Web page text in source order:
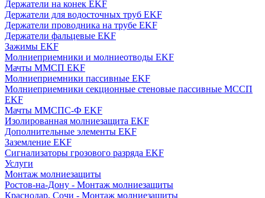
Держатели на конек EKF
Держатели для водосточных труб EKF
Держатели проводника на трубе EKF
Держатели фальцевые EKF
Зажимы EKF
Молниеприемники и молниеотводы EKF
Мачты ММСП EKF
Молниеприемники пассивные EKF
Молниеприемники секционные стеновые пассивные МССП
EKF
Мачты ММСПС-Ф EKF
Изолированная молниезащита EKF
Дополнительные элементы EKF
Заземление EKF
Сигнализаторы грозового разряда EKF
Услуги
Монтаж молниезащиты
Ростов-на-Дону - Монтаж молниезащиты
Краснодар, Сочи - Монтаж молниезащиты